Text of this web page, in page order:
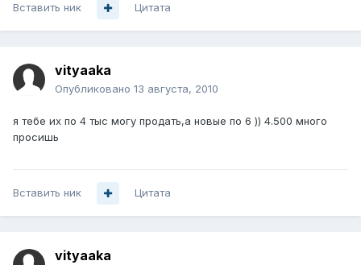
Вставить ник Цитата
vityaaka
Опубликовано 13 августа, 2010
я тебе их по 4 тыс могу продать,а новые по 6 )) 4.500 много
просишь
Вставить ник Цитата
vityaaka